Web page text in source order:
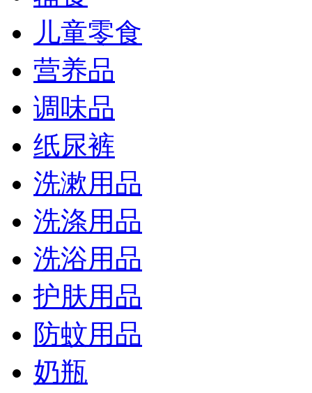
儿童零食
营养品
调味品
纸尿裤
洗漱用品
洗涤用品
洗浴用品
护肤用品
防蚊用品
奶瓶